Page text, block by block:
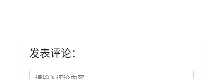
发表评论：